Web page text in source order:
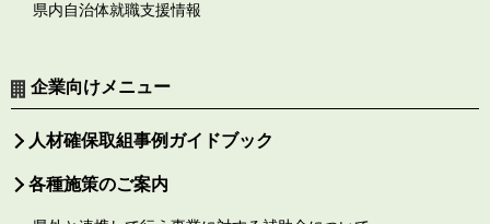
県内自治体就職支援情報
企業向けメニュー
人材確保取組事例ガイドブック
各種施策のご案内